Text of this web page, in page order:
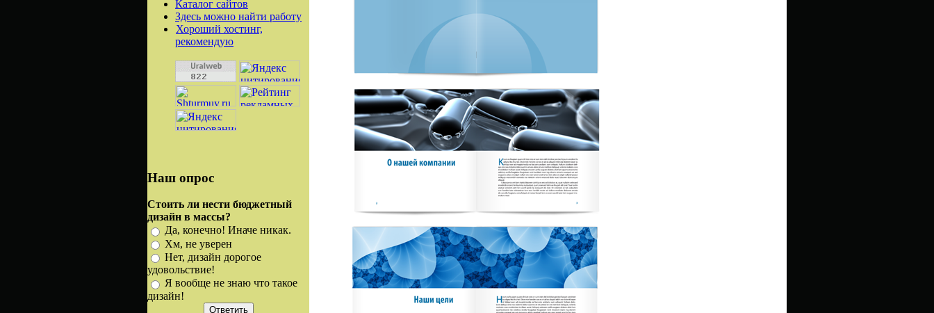
Каталог сайтов
Здесь можно найти работу
Хороший хостинг,
рекомендую
Наш опрос
Стоить ли нести бюджетный
дизайн в массы?
Да, конечно! Иначе никак.
Хм, не уверен
Нет, дизайн дорогое
удовольствие!
Я вообще не знаю что такое
дизайн!